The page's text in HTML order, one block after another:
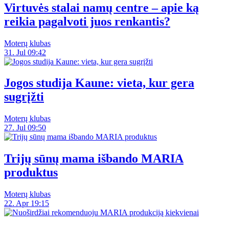
Virtuvės stalai namų centre – apie ką
reikia pagalvoti juos renkantis?
Moterų klubas
31. Jul 09:42
Jogos studija Kaune: vieta, kur gera
sugrįžti
Moterų klubas
27. Jul 09:50
Trijų sūnų mama išbando MARIA
produktus
Moterų klubas
22. Apr 19:15